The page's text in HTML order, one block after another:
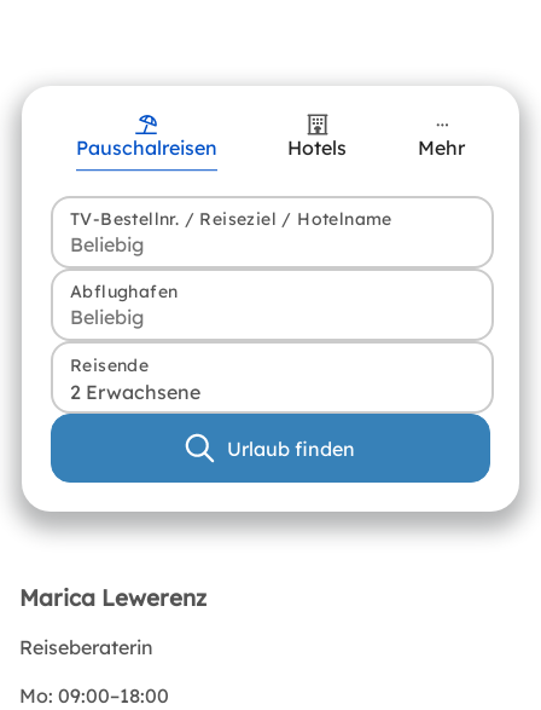
Pauschalreisen Hotels Mehr
TV-Bestellnr. / Reiseziel / Hotelname
Abflughafen
Reisende
2 Erwachsene
Urlaub finden
Marica Lewerenz
Reiseberaterin
Mo: 09:00–18:00